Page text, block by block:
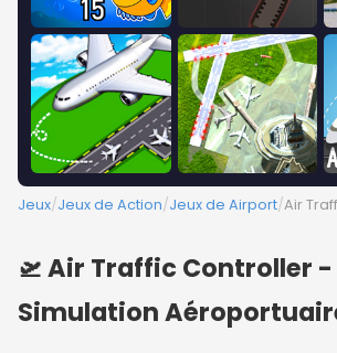
Jeux/Jeux de Action/Jeux de Airport/Air
🛫 Air Traffic Controller -
Simulation